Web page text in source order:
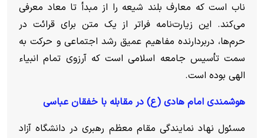
ناب است که معارف بلند شیعه را از مبدأ تا معاد معرفی
می‌کند. این زیارت‌نامه فراتر از یک متن برای قرائت در
حرم‌ها، دربردارنده مفاهیم عمیق رشد اجتماعی و حرکت به
سمت تأسیس جامعه اسلامی است که آرزوی تمام انبیاء
الهی بوده است.
هوشمندی امام هادی (ع) در مقابله با خفقان عباسی
مسئول نهاد نمایندگی مقام معظم رهبری در دانشگاه آزاد